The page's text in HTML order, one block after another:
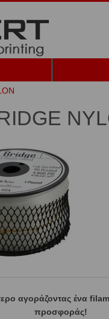
αγοράζοντας ένα
προσφοράς!